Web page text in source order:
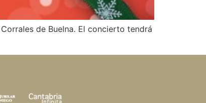
de Buelna. El concierto tendrá